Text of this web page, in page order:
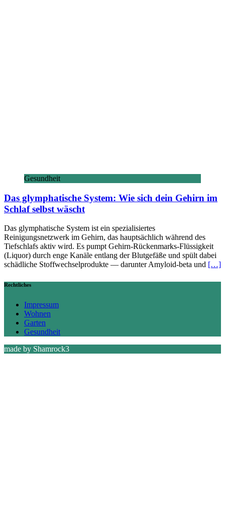
Gesundheit
Das glymphatische System: Wie sich dein Gehirn im
Schlaf selbst wäscht
Das glymphatische System ist ein spezialisiertes
Reinigungsnetzwerk im Gehirn, das hauptsächlich während des
Tiefschlafs aktiv wird. Es pumpt Gehirn-Rückenmarks-Flüssigkeit
(Liquor) durch enge Kanäle entlang der Blutgefäße und spült dabei
schädliche Stoffwechselprodukte — darunter Amyloid-beta und […]
Rechtliches
Impressum
Wohnen
Garten
Gesundheit
made by Shamrock3